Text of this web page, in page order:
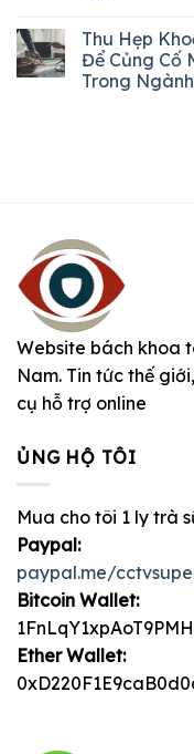
Thu Hẹp
Để Củng Cố
Trong
Website bách khoa
Nam. Tin tức thế
cụ hỗ trợ online
ỦNG HỘ TÔI
Mua cho tôi 1 ly trà
Paypal:
paypal.me/
Bitcoin Wallet:
Ether Wallet: